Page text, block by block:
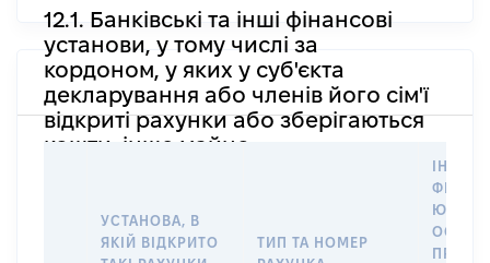
12.1. Банківські та інші фінансові
установи, у тому числі за
кордоном, у яких у суб'єкта
декларування або членів його сім'ї
відкриті рахунки або зберігаються
кошти, інше майно
УСТАНОВА, В
ЯКІЙ ВІДКРИТО
ТИП ТА НОМЕР
ПРАВО